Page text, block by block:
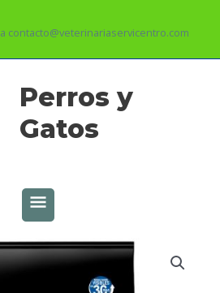
a contacto@veterinariaservicentro.com
Perros y
Gatos
PRINCIPAL